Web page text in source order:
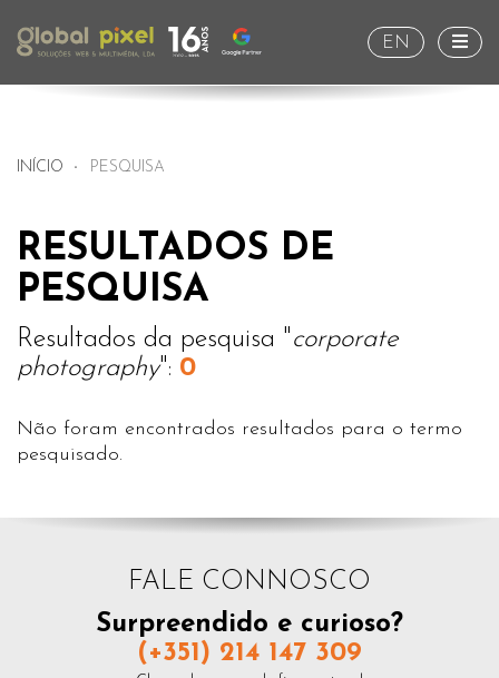
EN
INÍCIO PESQUISA
RESULTADOS DE
PESQUISA
Resultados da pesquisa "corporate
photography": 0
Não foram encontrados resultados para o termo
pesquisado.
FALE CONNOSCO
Surpreendido e curioso?
(+351) 214 147 309